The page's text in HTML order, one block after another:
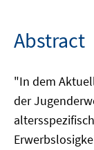
Abstract
"In dem
der